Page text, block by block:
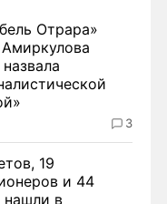
Отрара»
3
19
и 44
в